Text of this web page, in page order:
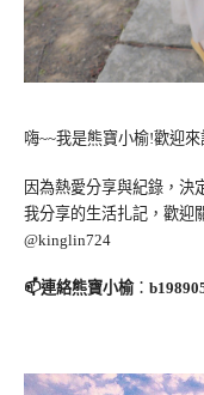
嗨~~我是熊寶小榆!歡迎來
因為熱愛分享與紀錄，決
我分享的生活扎記，歡迎
@kinglin724
📫連絡熊寶小榆：